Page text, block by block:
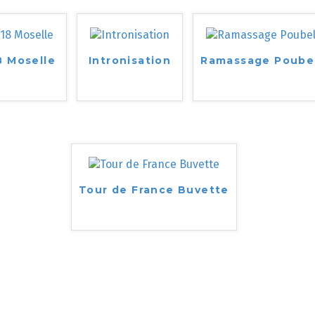
Moselle Intronisation Ramassage
Tour de France Buvette